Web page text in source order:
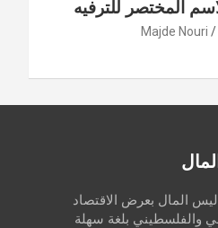
المختصر للترفيه
Majde Nouri
المال بعرض الاقتصاد
والفلسطيني بلغة سهلة